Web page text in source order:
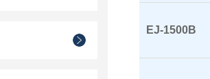
EJ-1500B